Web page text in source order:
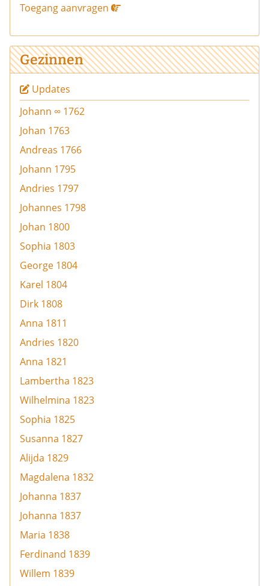
Toegang aanvragen
Gezinnen
Updates
Johann ∞ 1762
Johan 1763
Andreas 1766
Johann 1795
Andries 1797
Johannes 1798
Johan 1800
Sophia 1803
George 1804
Karel 1804
Dirk 1808
Anna 1811
Andries 1820
Anna 1821
Lambertha 1823
Wilhelmina 1823
Sophia 1825
Susanna 1827
Alijda 1829
Magdalena 1832
Johanna 1837
Johanna 1837
Maria 1838
Ferdinand 1839
Willem 1839